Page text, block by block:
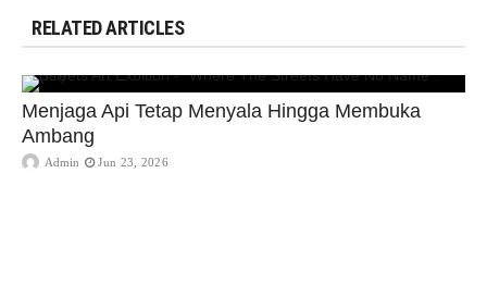
RELATED ARTICLES
Menjaga Api Tetap Menyala Hingga Membuka
Ambang
Admin Jun 23, 2026